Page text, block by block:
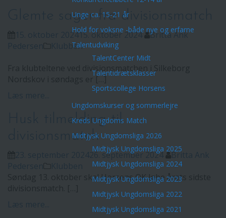
Unge ca. 15-21 år
Hold for voksne -både nye og erfarne
Talentudviking
TalentCenter Midt
Talentidrætsklasser
Sportscollege Horsens
Ungdomskurser og sommerlejre
Kreds Ungdoms Match
Midtjysk Ungdomsliga 2026
Midtjysk Ungdomsliga 2025
Midtjysk Ungdomsliga 2024
Midtjysk Ungdomsliga 2023
Midtjysk Ungdomsliga 2022
Midtjysk Ungdomsliga 2021
Glemte sager fra divisionsmatch
15. oktober 202415. oktober 2024
Britta Ank
Klubben
Fra klubteltene ved divisionsmatchen i Silkeborg
Nordskov i søndags er […]
Husk tilmelding til
divisionsmatch
26. september 2024
Britta Ank
Søndag 13. oktober skal Horsens OK løbe årets sidste